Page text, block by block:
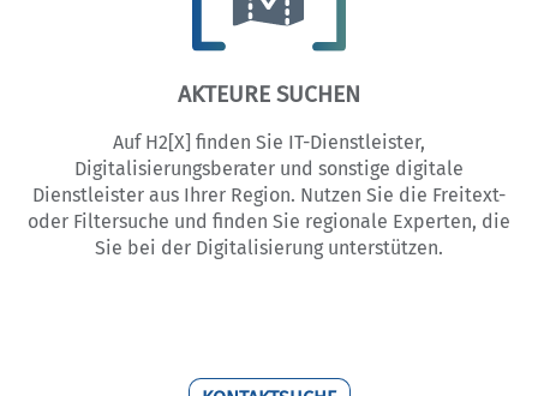
AKTEURE SUCHEN
Auf H2[X] finden Sie IT-Dienstleister,
Digitalisierungsberater und sonstige digitale
Dienstleister aus Ihrer Region. Nutzen Sie die Freitext-
oder Filtersuche und finden Sie regionale Experten, die
Sie bei der Digitalisierung unterstützen.